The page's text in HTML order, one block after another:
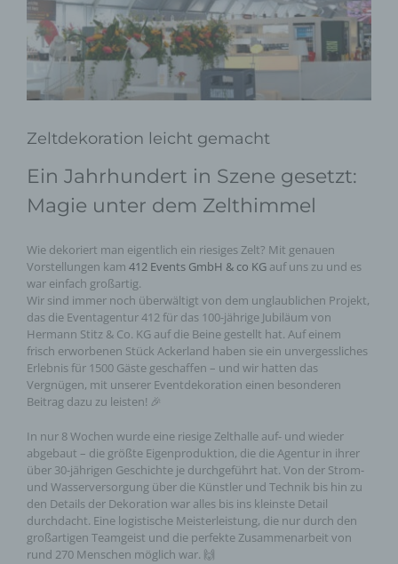
Zeltdekoration leicht gemacht
Ein Jahrhundert in Szene gesetzt:
Magie unter dem Zelthimmel
Wie dekoriert man eigentlich ein riesiges Zelt? Mit genauen
Vorstellungen kam 412 Events GmbH & co KG auf uns zu und es
war einfach großartig.
Wir sind immer noch überwältigt von dem unglaublichen Projekt,
das die Eventagentur 412 für das 100-jährige Jubiläum von
Hermann Stitz & Co. KG auf die Beine gestellt hat. Auf einem
frisch erworbenen Stück Ackerland haben sie ein unvergessliches
Erlebnis für 1500 Gäste geschaffen – und wir hatten das
Vergnügen, mit unserer Eventdekoration einen besonderen
Beitrag dazu zu leisten! 🎉
In nur 8 Wochen wurde eine riesige Zelthalle auf- und wieder
abgebaut – die größte Eigenproduktion, die die Agentur in ihrer
über 30-jährigen Geschichte je durchgeführt hat. Von der Strom-
und Wasserversorgung über die Künstler und Technik bis hin zu
den Details der Dekoration war alles bis ins kleinste Detail
durchdacht. Eine logistische Meisterleistung, die nur durch den
großartigen Teamgeist und die perfekte Zusammenarbeit von
rund 270 Menschen möglich war. 🙌